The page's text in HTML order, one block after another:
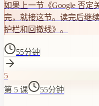
如果上一节《Google 否定
完，就接这节。读完后继
护栏和回撤线》。
55分钟
5
第 5 课
55分钟